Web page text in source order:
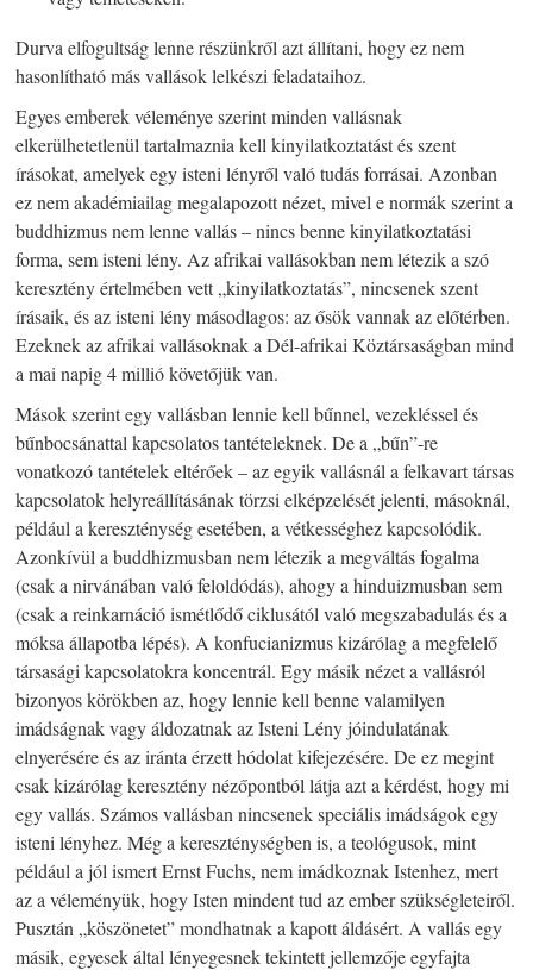
Durva elfogultság lenne részünkről azt állítani, hogy ez nem
hasonlítható más vallások lelkészi feladataihoz.
Egyes emberek véleménye szerint minden vallásnak
elkerülhetetlenül tartalmaznia kell kinyilatkoztatást és szent
írásokat, amelyek egy isteni lényről való tudás forrásai. Azonban
ez nem akadémiailag megalapozott nézet, mivel e normák szerint a
buddhizmus nem lenne vallás – nincs benne kinyilatkoztatási
forma, sem isteni lény. Az afrikai vallásokban nem létezik a szó
keresztény értelmében vett „kinyilatkoztatás”, nincsenek szent
írásaik, és az isteni lény másodlagos: az ősök vannak az előtérben.
Ezeknek az afrikai vallásoknak a Dél-afrikai Köztársaságban mind
a mai napig 4 millió követőjük van.
Mások szerint egy vallásban lennie kell bűnnel, vezekléssel és
bűnbocsánattal kapcsolatos tantételeknek. De a „bűn”-re
vonatkozó tantételek eltérőek – az egyik vallásnál a felkavart társas
kapcsolatok helyreállításának törzsi elképzelését jelenti, másoknál,
például a kereszténység esetében, a vétkességhez kapcsolódik.
Azonkívül a buddhizmusban nem létezik a megváltás fogalma
(csak a nirvánában való feloldódás), ahogy a hinduizmusban sem
(csak a reinkarnáció ismétlődő ciklusától való megszabadulás és a
móksa állapotba lépés). A konfucianizmus kizárólag a megfelelő
társasági kapcsolatokra koncentrál. Egy másik nézet a vallásról
bizonyos körökben az, hogy lennie kell benne valamilyen
imádságnak vagy áldozatnak az Isteni Lény jóindulatának
elnyerésére és az iránta érzett hódolat kifejezésére. De ez megint
csak kizárólag keresztény nézőpontból látja azt a kérdést, hogy mi
egy vallás. Számos vallásban nincsenek speciális imádságok egy
isteni lényhez. Még a kereszténységben is, a teológusok, mint
például a jól ismert Ernst Fuchs, nem imádkoznak Istenhez, mert
az a véleményük, hogy Isten mindent tud az ember szükségleteiről.
Pusztán „köszönetet” mondhatnak a kapott áldásért. A vallás egy
másik, egyesek által lényegesnek tekintett jellemzője egyfajta